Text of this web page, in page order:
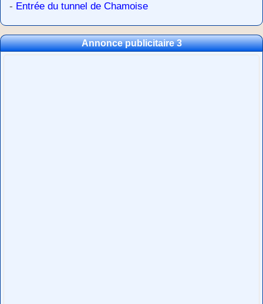
- Entrée du tunnel de Chamoise
Annonce publicitaire 3